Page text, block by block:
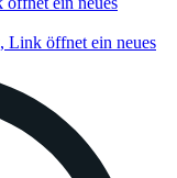
Link öffnet ein neues